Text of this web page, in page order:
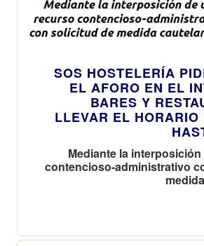
SOS HOSTELERÍA
EL AFORO EN EL
BARES Y
LLEVAR EL HORARIO
Mediante la
contencioso-administrativo